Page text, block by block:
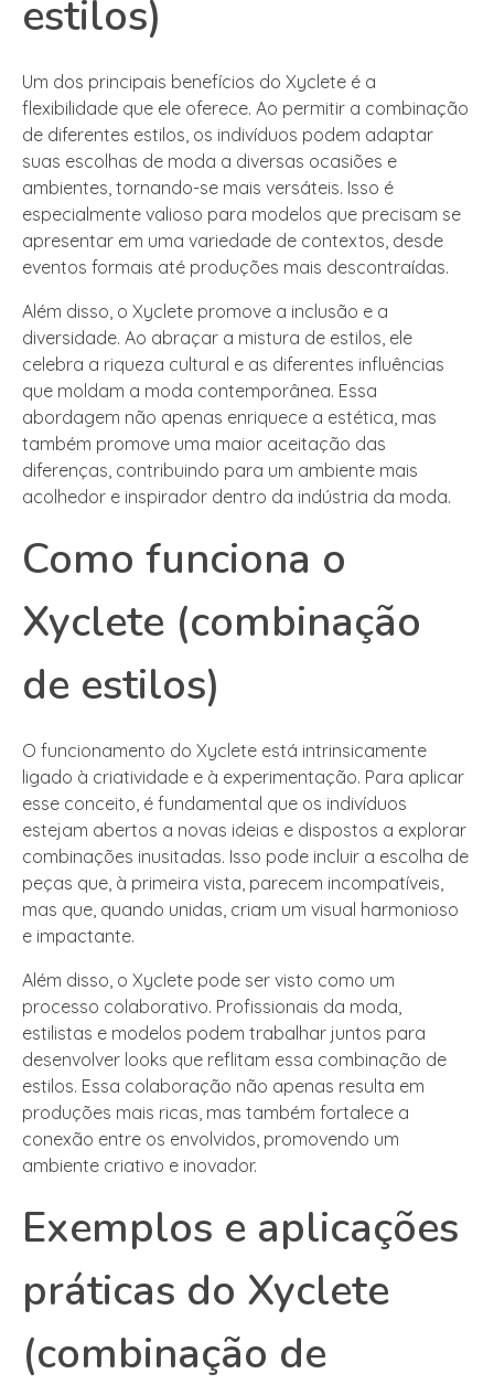
estilos)
Um dos principais benefícios do Xyclete é a
flexibilidade que ele oferece. Ao permitir a combinação
de diferentes estilos, os indivíduos podem adaptar
suas escolhas de moda a diversas ocasiões e
ambientes, tornando-se mais versáteis. Isso é
especialmente valioso para modelos que precisam se
apresentar em uma variedade de contextos, desde
eventos formais até produções mais descontraídas.
Além disso, o Xyclete promove a inclusão e a
diversidade. Ao abraçar a mistura de estilos, ele
celebra a riqueza cultural e as diferentes influências
que moldam a moda contemporânea. Essa
abordagem não apenas enriquece a estética, mas
também promove uma maior aceitação das
diferenças, contribuindo para um ambiente mais
acolhedor e inspirador dentro da indústria da moda.
Como funciona o
Xyclete (combinação
de estilos)
O funcionamento do Xyclete está intrinsicamente
ligado à criatividade e à experimentação. Para aplicar
esse conceito, é fundamental que os indivíduos
estejam abertos a novas ideias e dispostos a explorar
combinações inusitadas. Isso pode incluir a escolha de
peças que, à primeira vista, parecem incompatíveis,
mas que, quando unidas, criam um visual harmonioso
e impactante.
Além disso, o Xyclete pode ser visto como um
processo colaborativo. Profissionais da moda,
estilistas e modelos podem trabalhar juntos para
desenvolver looks que reflitam essa combinação de
estilos. Essa colaboração não apenas resulta em
produções mais ricas, mas também fortalece a
conexão entre os envolvidos, promovendo um
ambiente criativo e inovador.
Exemplos e aplicações
práticas do Xyclete
(combinação de